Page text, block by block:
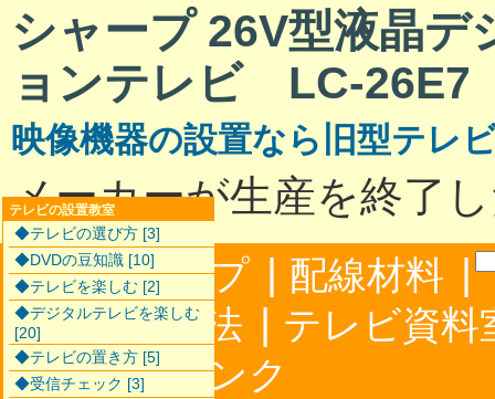
シャープ 26V型液晶デ
ョンテレビ LC-26E7
映像機器の設置なら旧型テレ
メーカーが生産を終了
サイトマップ | 配線材料 |
配線接続方法 | テレビ資料
合わせ|リンク
テレビの設置教室
◆テレビの選び方 [3]
◆DVDの豆知識 [10]
◆テレビを楽しむ [2]
◆デジタルテレビを楽しむ
[20]
◆テレビの置き方 [5]
◆受信チェック [3]